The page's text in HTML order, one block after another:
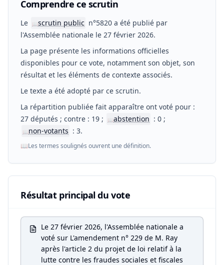
Comprendre ce scrutin
Le 📖scrutin public n°5820 a été publié par
l'Assemblée nationale le 27 février 2026.
La page présente les informations officielles
disponibles pour ce vote, notamment son objet, son
résultat et les éléments de contexte associés.
Le texte a été adopté par ce scrutin.
La répartition publiée fait apparaître ont voté pour :
27 députés ; contre : 19 ;
📖abstention : 0 ;
📖non-votants : 3.
📖Les termes soulignés ouvrent une définition.
Résultat principal du vote
Le 27 février 2026, l'Assemblée nationale a
voté sur L'amendement n° 229 de M. Ray
après l'article 2 du projet de loi relatif à la
lutte contre les fraudes sociales et fiscales